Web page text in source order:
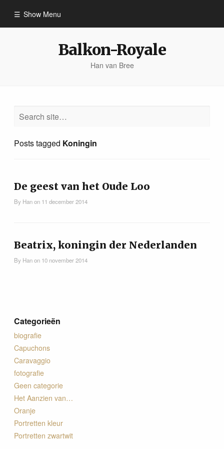
Show Menu
Over Han
Balkon-Royale
Han van Bree
Posts tagged Koningin
De geest van het Oude Loo
By Hanon 11 december 2014
Beatrix, koningin der Nederlanden
By Hanon 10 november 2014
Categorieën
biografie
Capuchons
Caravaggio
fotografie
Geen categorie
Het Aanzien van…
Oranje
Portretten kleur
Portretten zwartwit